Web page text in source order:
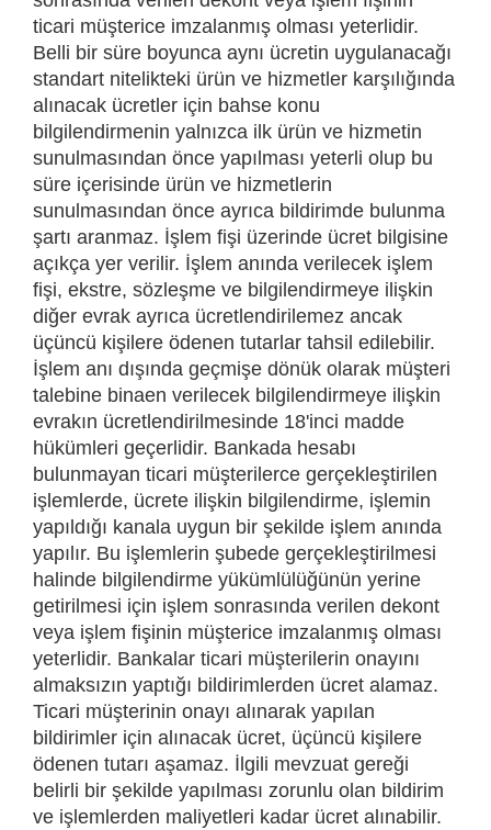
ticari müşterice imzalanmış olması yeterlidir.
Belli bir süre boyunca aynı ücretin uygulanacağı
standart nitelikteki ürün ve hizmetler karşılığında
alınacak ücretler için bahse konu
bilgilendirmenin yalnızca ilk ürün ve hizmetin
sunulmasından önce yapılması yeterli olup bu
süre içerisinde ürün ve hizmetlerin
sunulmasından önce ayrıca bildirimde bulunma
şartı aranmaz. İşlem fişi üzerinde ücret bilgisine
açıkça yer verilir. İşlem anında verilecek işlem
fişi, ekstre, sözleşme ve bilgilendirmeye ilişkin
diğer evrak ayrıca ücretlendirilemez ancak
üçüncü kişilere ödenen tutarlar tahsil edilebilir.
İşlem anı dışında geçmişe dönük olarak müşteri
talebine binaen verilecek bilgilendirmeye ilişkin
evrakın ücretlendirilmesinde 18'inci madde
hükümleri geçerlidir. Bankada hesabı
bulunmayan ticari müşterilerce gerçekleştirilen
işlemlerde, ücrete ilişkin bilgilendirme, işlemin
yapıldığı kanala uygun bir şekilde işlem anında
yapılır. Bu işlemlerin şubede gerçekleştirilmesi
halinde bilgilendirme yükümlülüğünün yerine
getirilmesi için işlem sonrasında verilen dekont
veya işlem fişinin müşterice imzalanmış olması
yeterlidir. Bankalar ticari müşterilerin onayını
almaksızın yaptığı bildirimlerden ücret alamaz.
Ticari müşterinin onayı alınarak yapılan
bildirimler için alınacak ücret, üçüncü kişilere
ödenen tutarı aşamaz. İlgili mevzuat gereği
belirli bir şekilde yapılması zorunlu olan bildirim
ve işlemlerden maliyetleri kadar ücret alınabilir.